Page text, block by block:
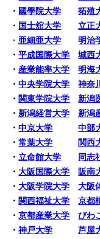
・ 國學院大学 拓殖
・ 国士舘大学 立正
・ 亜細亜大学 明治
・平成国際大学 城西
・ 産業能率大学 明海
・中央学院大学 神奈
・ 関東学院大学
新潟
・ 新潟経営大学
新潟
・中京大学 中部
・常葉大学 関西
・立命館大学 同志
・大阪国際大学 阪南
・大阪学院大学 大阪
・ 関西福祉大学 京都
・京都産業大学
びわ
・神戸大学 芦屋